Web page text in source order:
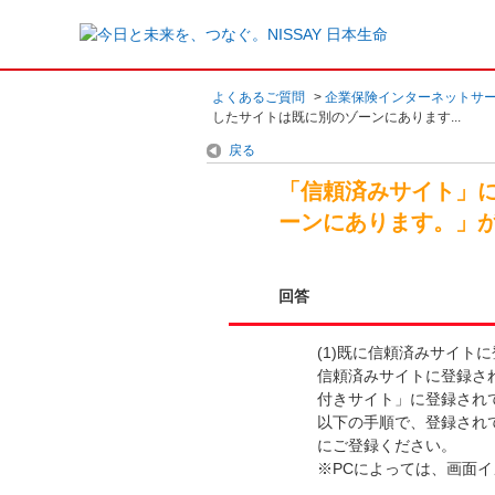
よくあるご質問 > 企業保険インターネットサ
したサイトは既に別のゾーンにあります...
戻る
「信頼済みサイト」
ーンにあります。」
回答
(1)既に信頼済みサイト
信頼済みサイトに登録さ
付きサイト」に登録され
以下の手順で、登録さ
にご登録ください。
※PCによっては、画面